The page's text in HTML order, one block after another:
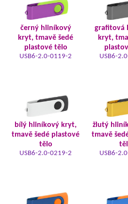
černý hliníkový
kryt, tmavě šedé
plastové tělo
USB6-2.0-0119-2
grafitová
kryt,
USB6-
bílý hliníkový kryt,
tmavě šedé plastové
tělo
USB6-2.0-0219-2
žlutý
tmavě
USB6-